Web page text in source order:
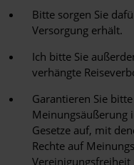
Bitte sorgen Sie
Versorgung erhält.
Ich bitte Sie
verhängte
Garantieren Sie
Meinungsäußerung
Gesetze auf, mit
Rechte auf